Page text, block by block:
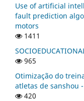
Use of artificial
fault prediction
motors
1411
965
Otimização do
atletas de sanshou
420